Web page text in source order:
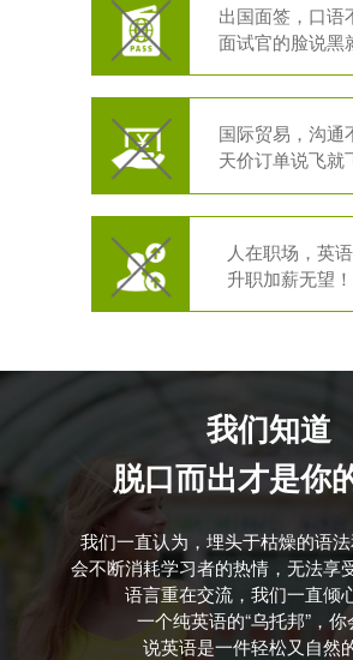
出国面签，口语
面试官的脸说黑
国际贸易，沟通
天价订单说飞就
人在职场，英
升职加薪无望！
我们知道
脱口而出才是你
我们一直认为，埋头于枯燥的语法
会不断消耗学习者的热情，无法享
语言重在交流，我们一直倾
一个纯英语的“乌托邦”，
说英语是一件轻松又自然